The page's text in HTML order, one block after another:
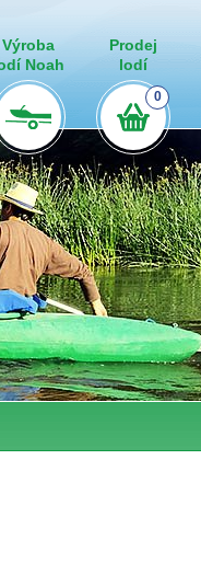
Výroba
Noah
Prodej
lodí
0